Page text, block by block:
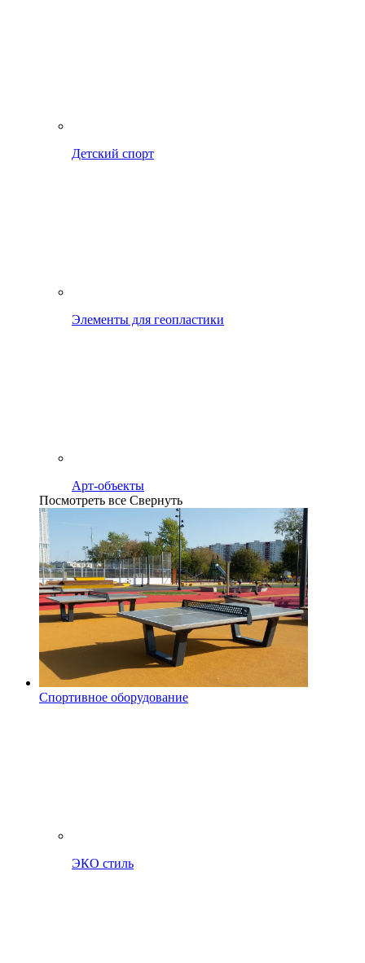
Детский спорт
Элементы для геопластики
Арт-объекты
Посмотреть все Свернуть
Спортивное оборудование
ЭКО стиль